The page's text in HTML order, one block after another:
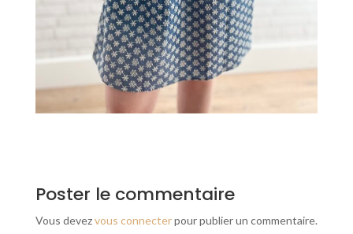
Poster le commentaire
Vous devezvous connecterpour publier un commentaire.